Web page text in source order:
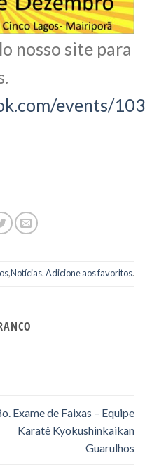
nosso site para
events/
,Notícias.Adicione aos favoritos.
Exame de Faixas – Equipe
Karatê Kyokushinkaikan
Guarulhos